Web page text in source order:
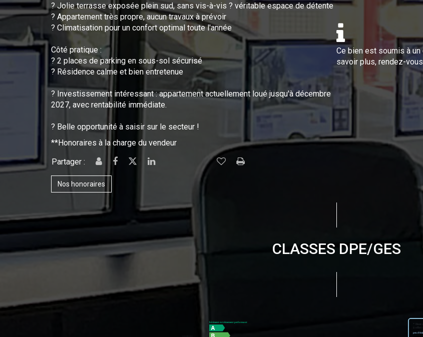
? Jolie terrasse exposée plein sud, sans vis-à-vis ? véritable espace de détente
? Appartement très propre, aucun travaux à prévoir
? Climatisation pour un confort optimal toute l'année
Côté pratique :
? 2 places de parking en sous-sol sécurisé
? Résidence calme et bien entretenue
? Investissement intéressant : appartement actuellement loué jusqu'à décembre
2027, avec rentabilité immédiate.
? Belle opportunité à saisir sur le secteur !
**Honoraires à la charge du vendeur
Partager :
Nos honoraires
CLASSES DPE/GES
Ce bien est soumis à
savoir plus, rendez-